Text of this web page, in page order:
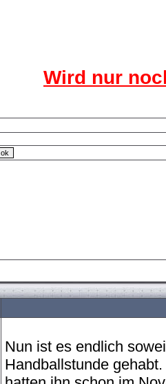
Wird nur
Nun ist es endlich
Handballstunde